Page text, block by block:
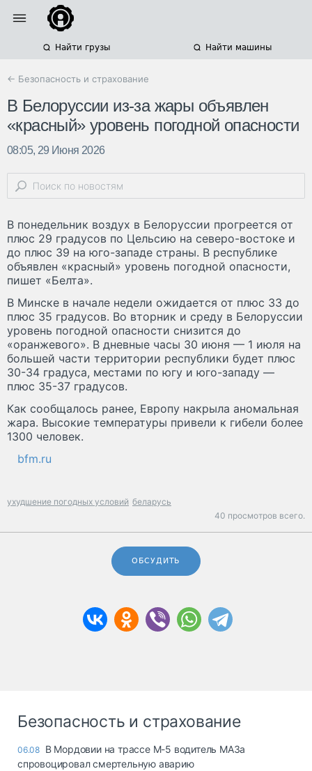
Найти грузы Найти машины
← Безопасность и страхование
В Белоруссии из-за жары объявлен
«красный» уровень погодной опасности
08:05, 29 Июня 2026
В понедельник воздух в Белоруссии прогреется от
плюс 29 градусов по Цельсию на северо-востоке и
до плюс 39 на юго-западе страны. В республике
объявлен «красный» уровень погодной опасности,
пишет «Белта».
В Минске в начале недели ожидается от плюс 33 до
плюс 35 градусов. Во вторник и среду в Белоруссии
уровень погодной опасности снизится до
«оранжевого». В дневные часы 30 июня — 1 июля на
большей части территории республики будет плюс
30-34 градуса, местами по югу и юго-западу —
плюс 35-37 градусов.
Как сообщалось ранее, Европу накрыла аномальная
жара. Высокие температуры привели к гибели более
1300 человек.
bfm.ru
ухудшение погодных условий беларусь
40 просмотров всего.
ОБСУДИТЬ
Безопасность и страхование
06.08 В Мордовии на трассе М-5 водитель МАЗа
спровоцировал смертельную аварию